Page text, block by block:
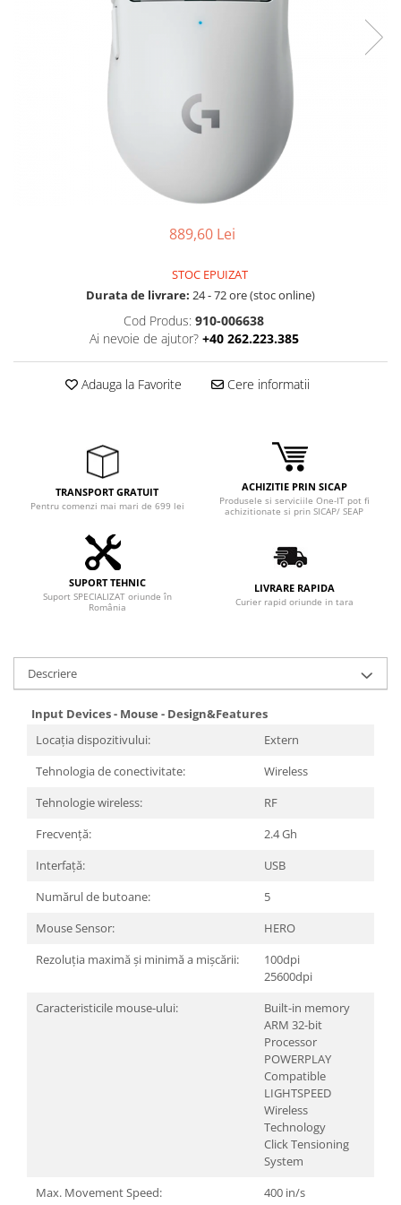
889,60 Lei
STOC EPUIZAT
Durata de livrare: 24 - 72 ore (stoc online)
Cod Produs: 910-006638
Ai nevoie de ajutor? +40 262.223.385
Adauga la Favorite Cere informatii
TRANSPORT GRATUIT
Pentru comenzi mai mari de 699 lei
ACHIZITIE PRIN SICAP
Produsele si serviciile One-IT pot fi
achizitionate si prin SICAP/ SEAP
SUPORT TEHNIC
Suport SPECIALIZAT oriunde în
România
LIVRARE RAPIDA
Curier rapid oriunde in tara
Descriere
Input Devices - Mouse - Design&Features
Locația dispozitivului:
Extern
Tehnologia de conectivitate:
Wireless
Tehnologie wireless:
RF
Frecvență:
2.4 Gh
Interfață:
USB
Numărul de butoane:
5
Mouse Sensor:
HERO
Rezoluția maximă și minimă a mișcării:
100dpi
25600dpi
Caracteristicile mouse-ului:
Built-in memory
ARM 32-bit
Processor
POWERPLAY
Compatible
LIGHTSPEED
Wireless
Technology
Click Tensioning
System
Max. Movement Speed:
400 in/s